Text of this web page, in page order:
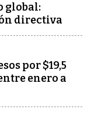
global:
directiva
por $19,5
enero a